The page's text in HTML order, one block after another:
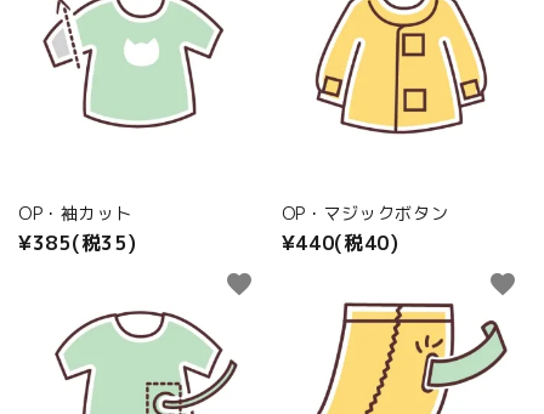
OP・袖カット
¥385(税35)
OP・マジックボタン
¥440(税40)
favorite favorite